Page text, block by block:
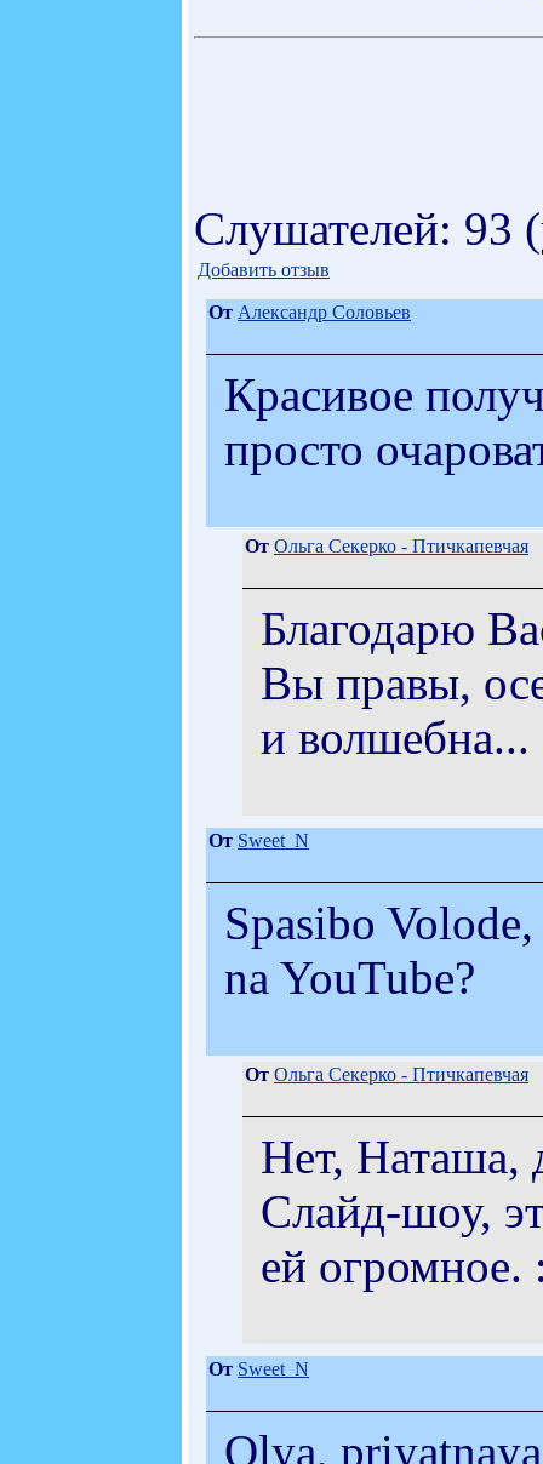
Слушателей: 93
Добавить отзыв
От Александр Соловьев
Красивое
просто
От Ольга Секерко - Птичкапевчая
Благодарю
Вы правы,
и волшебна...
От Sweet_N
Spasibo
na YouTube?
От Ольга Секерко - Птичкапевчая
Нет, Наташа,
Слайд-шоу,
ей огромное.
От Sweet_N
Olya,